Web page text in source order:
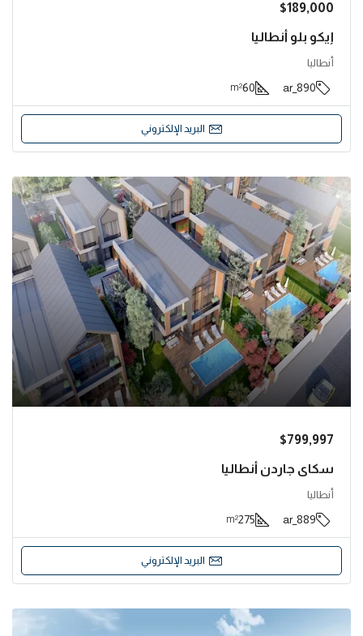
$189,000
إيكو بلو أنطاليا
أنطاليا
890_ar
60
m²
البريد الإلكتروني
$799,997
سكاي جاردن أنطاليا
أنطاليا
889_ar
275
m²
البريد الإلكتروني